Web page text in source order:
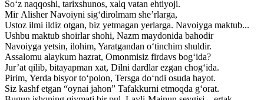
So‘z naqqoshi, tarixshunos, xalq vatan ehtiyoji.
Mir Alisher Navoiyni sig‘dirolmam she’rlarga,
Ustoz ilmi ildiz otgan, biz yetmagan yerlarga. Navoiyga maktub...
Ushbu maktub shoirlar shohi, Nazm maydonida bahodir
Navoiyga yetsin, ilohim, Yaratgandan o‘tinchim shuldir.
Assalomu alaykum hazrat, Omonmisiz firdavs bog‘ida?
Jur’at qilib, bitayapman xat, Dilni dardlar ezgan chog‘ida.
Pirim, Yerda bisyor to‘polon, Tersga do‘ndi osuda hayot.
Siz kashf etgan “oynai jahon” Tafakkurni etmoqda g‘orat.